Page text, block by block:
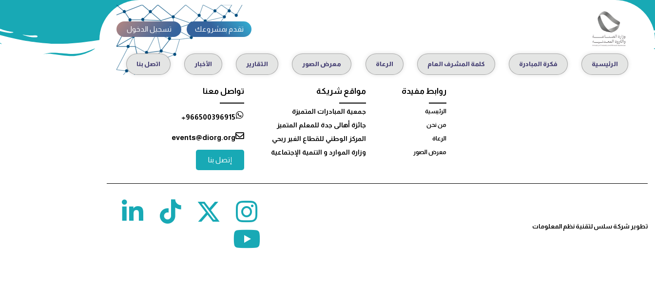
تقدم بمشروعك تسجيل الدخول
الرئيسية فكرة المبادرة كلمة المشرف العام الرعاة معرض الصور التقارير الأخبار اتصل بنا
روابط مفيدة
الرئيسية
من نحن
الرعاة
معرض الصور
مواقع شريكة
جمعية المبادرات المتميزة
جائزة أهالى جدة للمعلم المتميز
المركز الوطني للقطاع الغير ربحي
وزارة الموارد و التنمية الإجتماعية
تواصل معنا
966500396915+
events@diorg.org
إتصل بنا
تطوير شركة سلس لتقنية نظم المعلومات